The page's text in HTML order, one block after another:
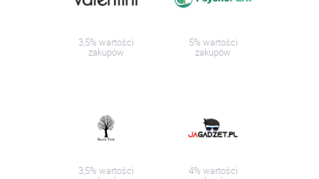
3,5% wartości
zakupów
5% wartości
zakupów
3,5% wartości 4% wartości